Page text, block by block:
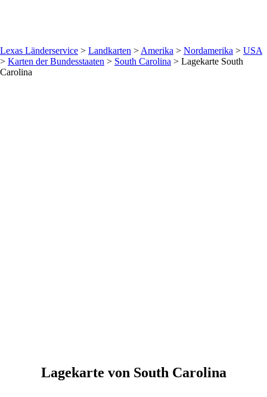
Lexas Länderservice > Landkarten > Amerika > Nordamerika > USA
> Karten der Bundesstaaten > South Carolina > Lagekarte South
Carolina
Lagekarte von South Carolina